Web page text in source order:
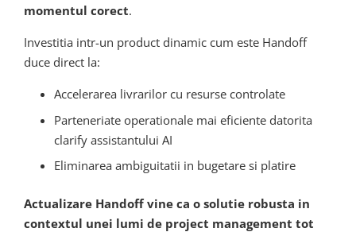
momentul corect.
Investitia intr-un product dinamic cum este Handoff
duce direct la:
Accelerarea livrarilor cu resurse controlate
Parteneriate operationale mai eficiente datorita
clarify assistantului AI
Eliminarea ambiguitatii in bugetare si platire
Actualizare Handoff vine ca o solutie robusta in
contextul unei lumi de project management tot